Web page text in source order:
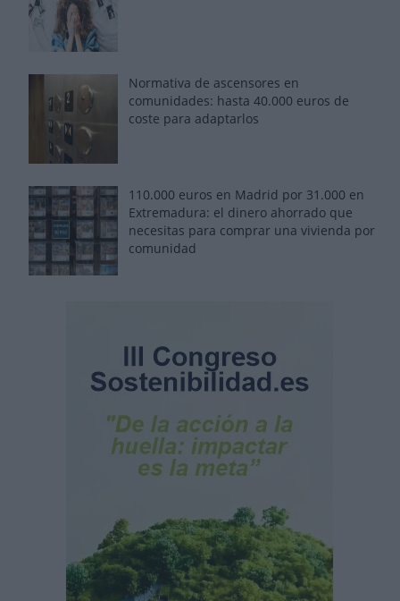
Normativa de ascensores en
comunidades: hasta 40.000 euros de
coste para adaptarlos
110.000 euros en Madrid por 31.000 en
Extremadura: el dinero ahorrado que
necesitas para comprar una vivienda por
comunidad